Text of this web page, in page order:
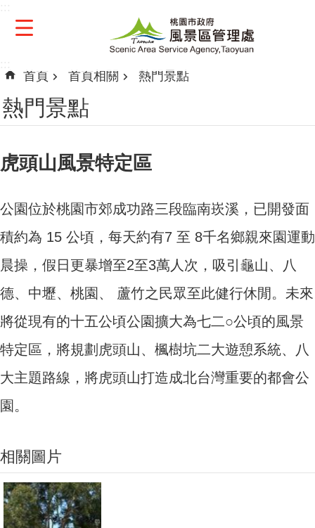
首頁 首頁相關 熱門景點
熱門景點
虎頭山風景特定區
公園位於桃園市郊成功路三段臨南崁溪，已開發面
積約為 15 公頃，每天約有7 至 8千名鄉親來園運動
晨操，假日更暴增至2至3萬人次，吸引龜山、八
德、中壢、桃園、 蘆竹之民眾至此健行休閒。未來
將從現有的十五公頃公園擴大為七二○公頃的風景
特定區，將規劃虎頭山、楓樹坑二大遊憩系統、八
大主題路線，將虎頭山打造成北台灣重要的都會公
園。
相關圖片